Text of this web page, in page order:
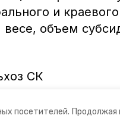
посетителей. Продолжая
и
объем
СК